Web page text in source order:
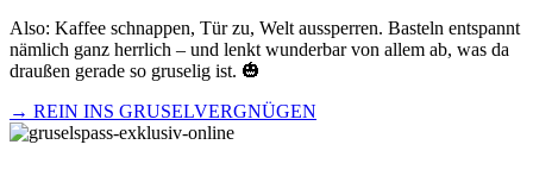
Also: Kaffee schnappen, Tür zu, Welt aussperren. Basteln entspannt
nämlich ganz herrlich – und lenkt wunderbar von allem ab, was da
draußen gerade so gruselig ist. 🎃
→ REIN INS GRUSELVERGNÜGEN